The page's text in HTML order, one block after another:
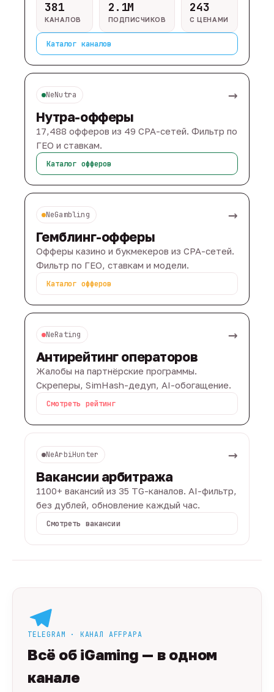
381
КАНАЛОВ
2.1M
ПОДПИСЧИКОВ
243
С ЦЕНАМИ
Каталог каналов
NeNutra →
Нутра-офферы
17,488 офферов из 49 CPA-сетей. Фильтр по
ГЕО и ставкам.
Каталог офферов
NeGambling →
Гемблинг-офферы
Офферы казино и букмекеров из CPA-сетей.
Фильтр по ГЕО, ставкам и модели.
Каталог офферов
NeRating →
Антирейтинг операторов
Жалобы на партнёрские программы.
Скреперы, SimHash-дедуп, AI-обогащение.
Смотреть рейтинг
NeArbiHunter →
Вакансии арбитража
1100+ вакансий из 35 TG-каналов. AI-фильтр,
без дублей, обновление каждый час.
Смотреть вакансии
TELEGRAM · КАНАЛ AFFPAPA
Всё об iGaming — в одном
канале